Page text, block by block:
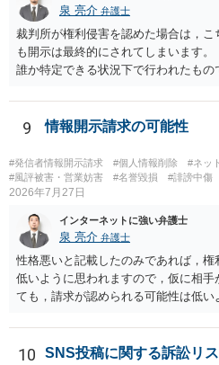
泉 亮介 弁護士
裁判所が権利侵害を認めた場合は，こ
も開示は最終的にされてしまいます
誰か特定できる状況下で行われたも
いても，アカウントを特定したうえ
たのであれば，かかる行為に権利侵
9 情報開示請求の可能性
#発信者情報開示請求 #個人情報削除
#ネッ
#風評被害・営業妨害
#名誉毀損 #誹謗中傷
2026年7月27日
インターネットに強い弁護士
泉 亮介 弁護士
性格悪いと記載したのみであれば，
低いように思われますので，仮に相
ても，請求が認められる可能性は低い
10 SNS投稿に関する訴訟リ